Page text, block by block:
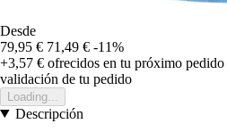
Desde
79,95 € 71,49 € -11%
+3,57 € ofrecidos en tu próximo pedido
validación de tu pedido
Loading...
Descripción